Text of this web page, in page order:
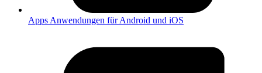
Apps Anwendungen für Android und iOS